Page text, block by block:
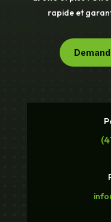
rapide et